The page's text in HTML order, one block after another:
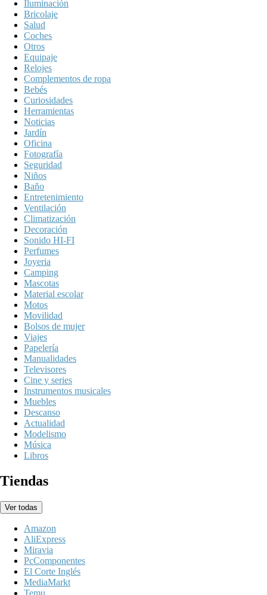
Iluminación
Bricolaje
Salud
Coches
Otros
Equipaje
Relojes
Complementos de ropa
Bebés
Curiosidades
Herramientas
Noticias
Jardín
Oficina
Fotografía
Seguridad
Niños
Baño
Entretenimiento
Ventilación
Climatización
Decoración
Sonido HI-FI
Perfumes
Joyeria
Camping
Mascotas
Material escolar
Motos
Movilidad
Bolsos de mujer
Viajes
Papelería
Manualidades
Televisores
Cine y series
Instrumentos musicales
Muebles
Descanso
Actualidad
Modelismo
Música
Libros
Tiendas
Ver todas
Amazon
AliExpress
Miravia
PcComponentes
El Corte Inglés
MediaMarkt
Temu